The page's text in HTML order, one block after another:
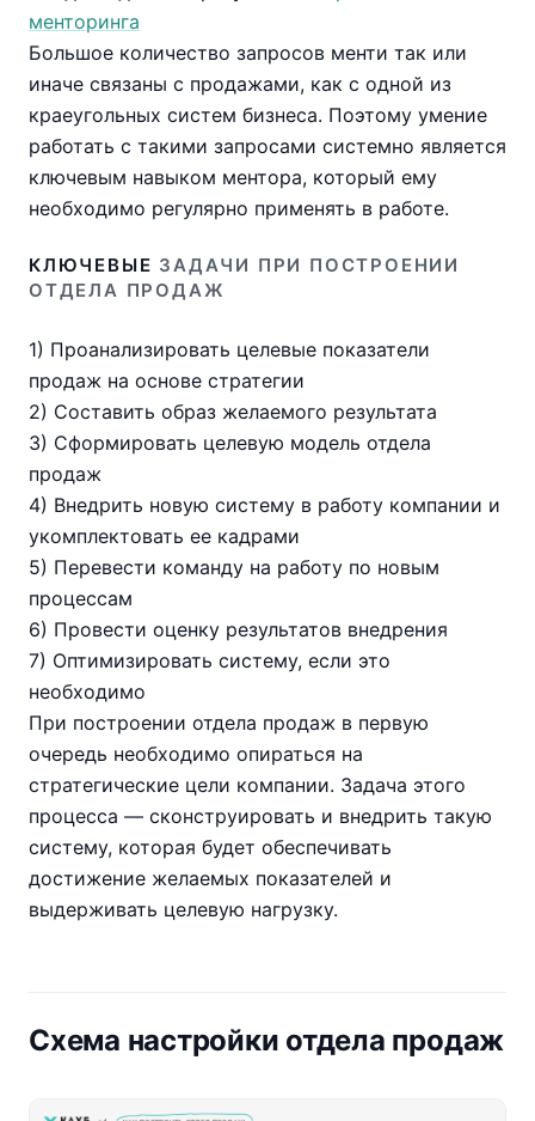
менторинга
Большое количество запросов менти так или
иначе связаны с продажами, как с одной из
краеугольных систем бизнеса. Поэтому умение
работать с такими запросами системно является
ключевым навыком ментора, который ему
необходимо регулярно применять в работе.
КЛЮЧЕВЫЕ ЗАДАЧИ ПРИ ПОСТРОЕНИИ
ОТДЕЛА ПРОДАЖ
1) Проанализировать целевые показатели
продаж на основе стратегии
2) Составить образ желаемого результата
3) Сформировать целевую модель отдела
продаж
4) Внедрить новую систему в работу компании и
укомплектовать ее кадрами
5) Перевести команду на работу по новым
процессам
6) Провести оценку результатов внедрения
7) Оптимизировать систему, если это
необходимо
При построении отдела продаж в первую
очередь необходимо опираться на
стратегические цели компании. Задача этого
процесса — сконструировать и внедрить такую
систему, которая будет обеспечивать
достижение желаемых показателей и
выдерживать целевую нагрузку.
Схема настройки отдела продаж